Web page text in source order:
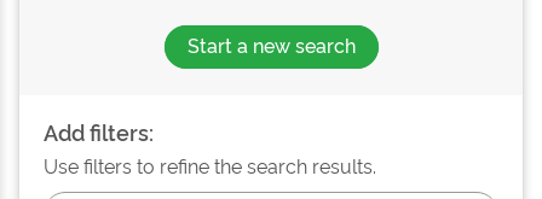
Start a new search
Add filters:
Use filters to refine the search results.